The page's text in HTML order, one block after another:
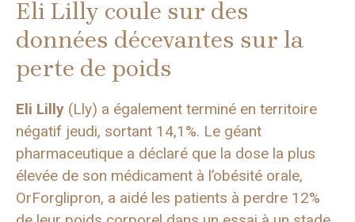
Eli Lilly coule sur des
données décevantes sur la
perte de poids
Eli Lilly (Lly) a également terminé en territoire
négatif jeudi, sortant 14,1%. Le géant
pharmaceutique a déclaré que la dose la plus
élevée de son médicament à l’obésité orale,
OrForglipron, a aidé les patients à perdre 12%